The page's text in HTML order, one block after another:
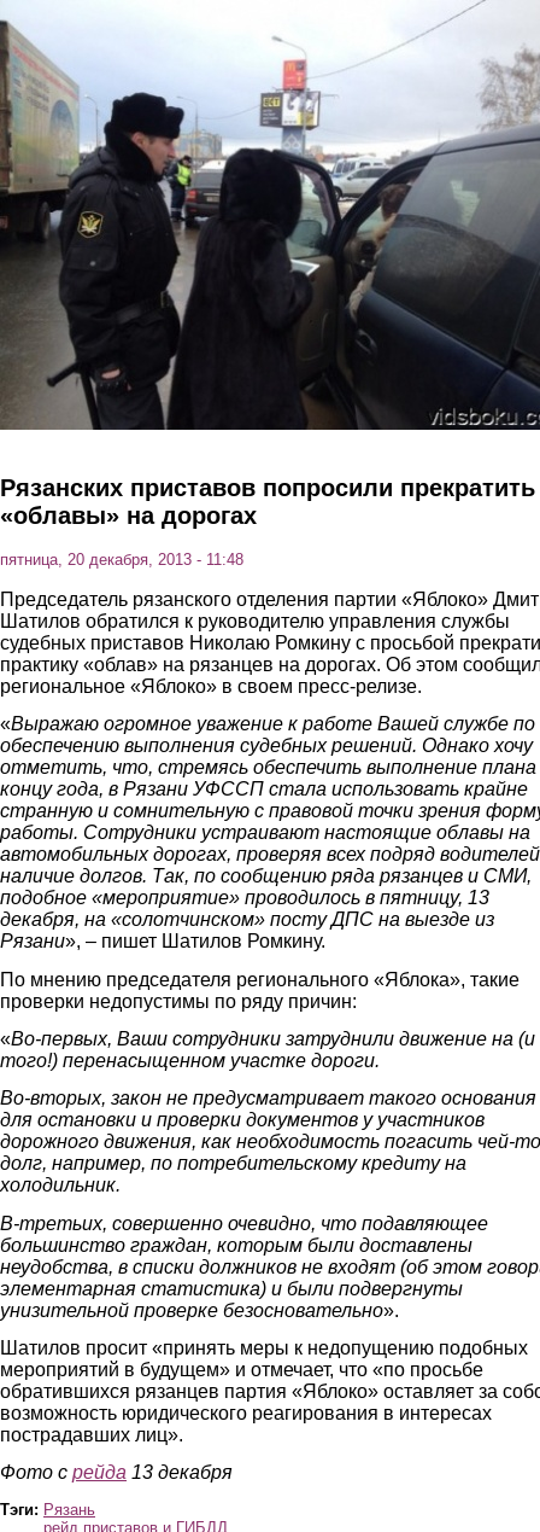
Рязанских приставов попросили прекратить
«облавы» на дорогах
пятница, 20 декабря, 2013 - 11:48
Председатель рязанского отделения партии «Яблоко»
Шатилов обратился к руководителю управления службы
судебных приставов Николаю Ромкину с просьбой
практику «облав» на рязанцев на дорогах. Об этом
региональное «Яблоко» в своем пресс-релизе.
«Выражаю огромное уважение к работе Вашей службе по
обеспечению выполнения судебных решений. Однако хочу
отметить, что, стремясь обеспечить выполнение плана
концу года, в Рязани УФССП стала использовать крайне
странную и сомнительную с правовой точки зрения
работы. Сотрудники устраивают настоящие облавы на
автомобильных дорогах, проверяя всех подряд
наличие долгов. Так, по сообщению ряда рязанцев и СМИ,
подобное «мероприятие» проводилось в пятницу, 13
декабря, на «солотчинском» посту ДПС на выезде из
Рязани», – пишет Шатилов Ромкину.
По мнению председателя регионального «Яблока», такие
проверки недопустимы по ряду причин:
«Во-первых, Ваши сотрудники затруднили движение на (и
того!) перенасыщенном участке дороги.
Во-вторых, закон не предусматривает такого основания
для остановки и проверки документов у участников
дорожного движения, как необходимость погасить чей-то
долг, например, по потребительскому кредиту на
холодильник.
В-третьих, совершенно очевидно, что подавляющее
большинство граждан, которым были доставлены
неудобства, в списки должников не входят (об этом
элементарная статистика) и были подвергнуты
унизительной проверке безосновательно».
Шатилов просит «принять меры к недопущению подобных
мероприятий в будущем» и отмечает, что «по просьбе
обратившихся рязанцев партия «Яблоко» оставляет за
возможность юридического реагирования в интересах
пострадавших лиц».
Фото с рейда 13 декабря
Тэги: Рязань
рейд приставов и ГИБДД